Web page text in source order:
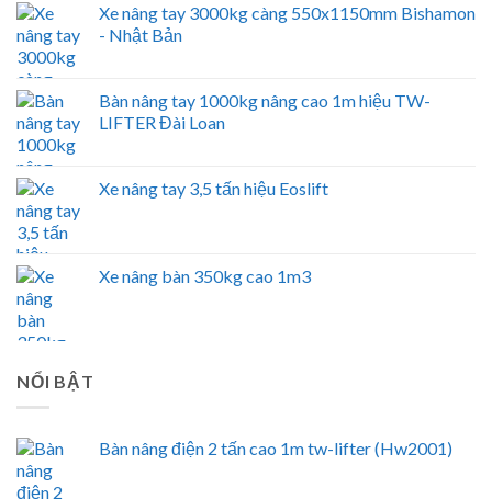
Xe nâng tay 3000kg càng 550x1150mm Bishamon
- Nhật Bản
Bàn nâng tay 1000kg nâng cao 1m hiệu TW-
LIFTER Đài Loan
Xe nâng tay 3,5 tấn hiệu Eoslift
Xe nâng bàn 350kg cao 1m3
NỔI BẬT
Bàn nâng điện 2 tấn cao 1m tw-lifter (Hw2001)